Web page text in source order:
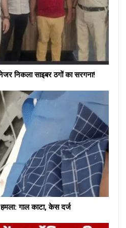
निकला साइबर ठगों का सरगना!
गाल काटा, केस दर्ज